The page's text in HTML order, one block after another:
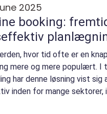
2025
booking:
hvor tid ofte er en
mere og mere populært. I
har denne løsning vist
inden for mange sektorer,